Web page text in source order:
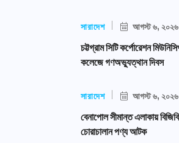
সারাদেশ আগস্ট ৬, ২০২৬
চট্টগ্রাম সিটি কর্পোরেশন
কলেজে গণঅভ্যুত্থান দিবস
সারাদেশ আগস্ট ৬, ২০২৬
বেনাপোল সীমান্ত এলাকায়
চোরাচালান পণ্য আটক